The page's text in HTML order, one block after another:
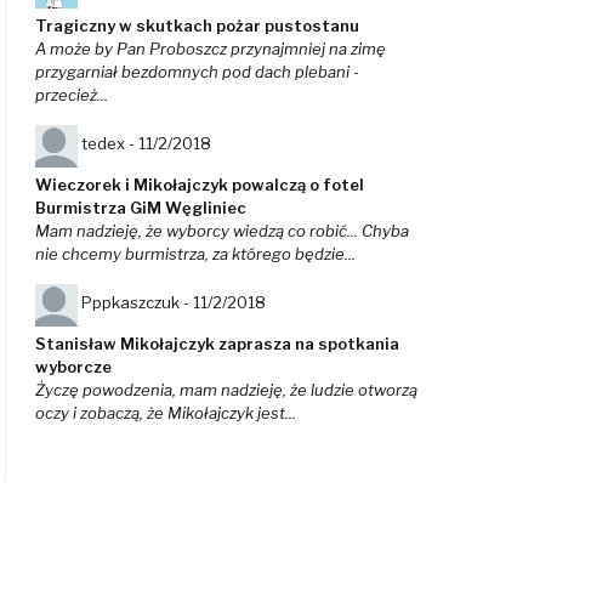
Tragiczny w skutkach pożar pustostanu
A może by Pan Proboszcz przynajmniej na zimę
przygarniał bezdomnych pod dach plebani -
przecież...
tedex - 11/2/2018
Wieczorek i Mikołajczyk powalczą o fotel
Burmistrza GiM Węgliniec
Mam nadzieję, że wyborcy wiedzą co robić... Chyba
nie chcemy burmistrza, za którego będzie...
Pppkaszczuk - 11/2/2018
Stanisław Mikołajczyk zaprasza na spotkania
wyborcze
Życzę powodzenia, mam nadzieję, że ludzie otworzą
oczy i zobaczą, że Mikołajczyk jest...